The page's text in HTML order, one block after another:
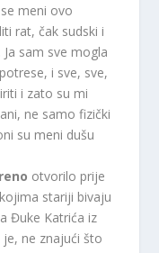
meni ovo
rat, čak sudski i
sam sve mogla
i sve, sve,
i zato su mi
ne samo fizički
su meni dušu
otvorilo prije
stariji bivaju
Đuke Katrića iz
ne znajući što